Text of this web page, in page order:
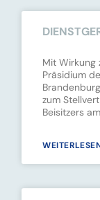
Mit Wirkung
Präsidium
zum
Beisitzers